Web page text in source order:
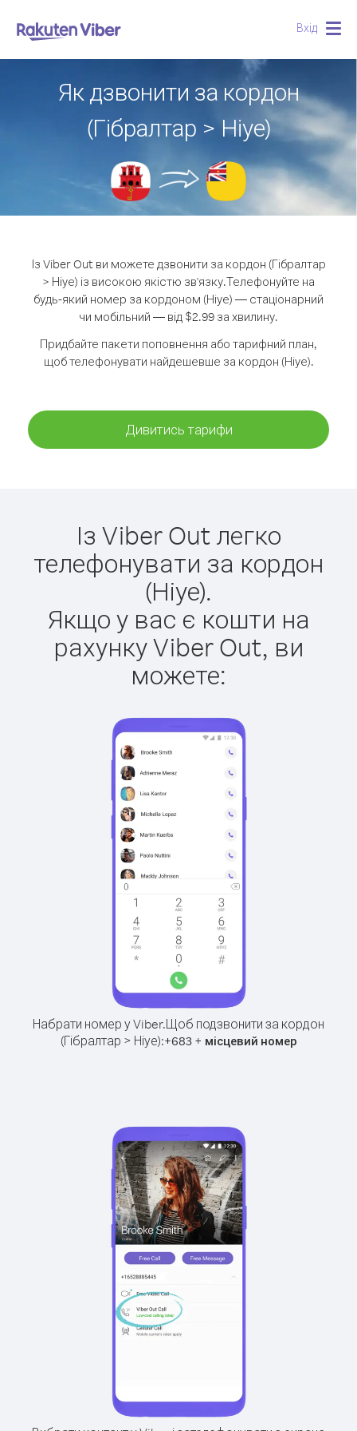
Вхід
Як дзвонити за кордон
(Гібралтар > Ніуе)
Із Viber Out ви можете дзвонити за кордон (Гібралтар
> Ніуе) із високою якістю зв'язку.Телефонуйте на
будь-який номер за кордоном (Ніуе) — стаціонарний
чи мобільний — від $2.99 за хвилину.
Придбайте пакети поповнення або тарифний план,
щоб телефонувати найдешевше за кордон (Ніуе).
Дивитись тарифи
Із Viber Out легко
телефонувати за кордон
(Ніуе).
Якщо у вас є кошти на
рахунку Viber Out, ви
можете:
Набрати номер у Viber.Щоб подзвонити за кордон
(Гібралтар > Ніуе):+683+ місцевий номер